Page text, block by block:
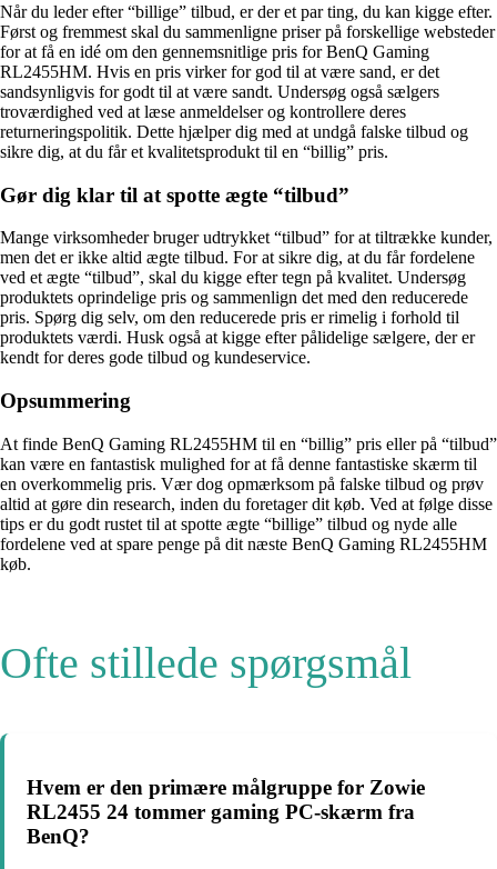
Når du leder efter “billige” tilbud, er der et par ting, du kan kigge efter.
Først og fremmest skal du sammenligne priser på forskellige websteder
for at få en idé om den gennemsnitlige pris for BenQ Gaming
RL2455HM. Hvis en pris virker for god til at være sand, er det
sandsynligvis for godt til at være sandt. Undersøg også sælgers
troværdighed ved at læse anmeldelser og kontrollere deres
returneringspolitik. Dette hjælper dig med at undgå falske tilbud og
sikre dig, at du får et kvalitetsprodukt til en “billig” pris.
Gør dig klar til at spotte ægte “tilbud”
Mange virksomheder bruger udtrykket “tilbud” for at tiltrække kunder,
men det er ikke altid ægte tilbud. For at sikre dig, at du får fordelene
ved et ægte “tilbud”, skal du kigge efter tegn på kvalitet. Undersøg
produktets oprindelige pris og sammenlign det med den reducerede
pris. Spørg dig selv, om den reducerede pris er rimelig i forhold til
produktets værdi. Husk også at kigge efter pålidelige sælgere, der er
kendt for deres gode tilbud og kundeservice.
Opsummering
At finde BenQ Gaming RL2455HM til en “billig” pris eller på “tilbud”
kan være en fantastisk mulighed for at få denne fantastiske skærm til
en overkommelig pris. Vær dog opmærksom på falske tilbud og prøv
altid at gøre din research, inden du foretager dit køb. Ved at følge disse
tips er du godt rustet til at spotte ægte “billige” tilbud og nyde alle
fordelene ved at spare penge på dit næste BenQ Gaming RL2455HM
køb.
Ofte stillede spørgsmål
Hvem er den primære målgruppe for Zowie
RL2455 24 tommer gaming PC-skærm fra
BenQ?